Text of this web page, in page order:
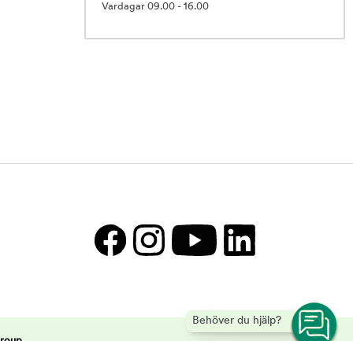
Behöver du hjälp?
Vardagar 09.00 - 16.00